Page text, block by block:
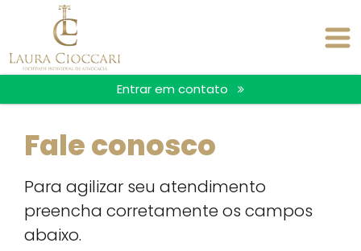
Entrar em contato
Fale conosco
Para agilizar seu atendimento
preencha corretamente os campos
abaixo.